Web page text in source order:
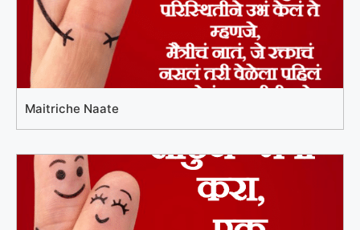
Maitriche Naate